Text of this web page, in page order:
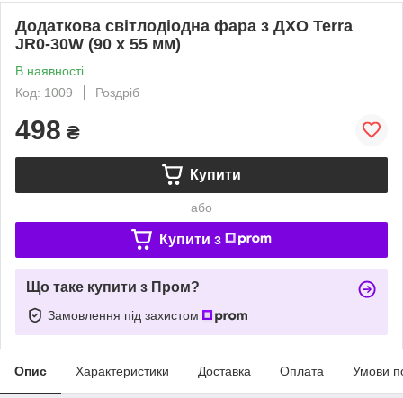
Додаткова світлодіодна фара з ДХО Terra
JR0-30W (90 x 55 мм)
В наявності
Код: 1009
Роздріб
498 ₴
Купити
або
Купити з
Що таке купити з Пром?
Замовлення під захистом
Опис Характеристики Доставка Оплата Умови